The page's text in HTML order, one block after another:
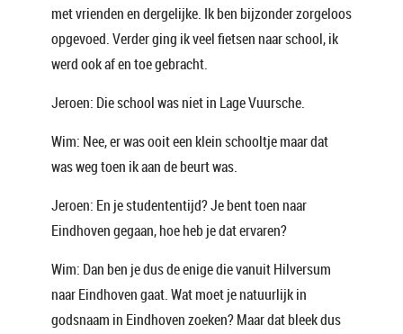
met vrienden en dergelijke. Ik ben bijzonder zorgeloos
opgevoed. Verder ging ik veel fietsen naar school, ik
werd ook af en toe gebracht.
Jeroen: Die school was niet in Lage Vuursche.
Wim: Nee, er was ooit een klein schooltje maar dat
was weg toen ik aan de beurt was.
Jeroen: En je studententijd? Je bent toen naar
Eindhoven gegaan, hoe heb je dat ervaren?
Wim: Dan ben je dus de enige die vanuit Hilversum
naar Eindhoven gaat. Wat moet je natuurlijk in
godsnaam in Eindhoven zoeken? Maar dat bleek dus